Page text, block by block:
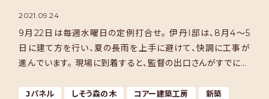
2021.09.24
9月22日は毎週水曜日の定例打合せ。 伊丹I邸は、8月4～5
日に建て方を行い、夏の長雨を上手に避けて、快調に工事が
進んでいます。 現場に到着すると、監督の出口さんがすでに打
Jパネル しそう森の木 コアー建築工房
新築